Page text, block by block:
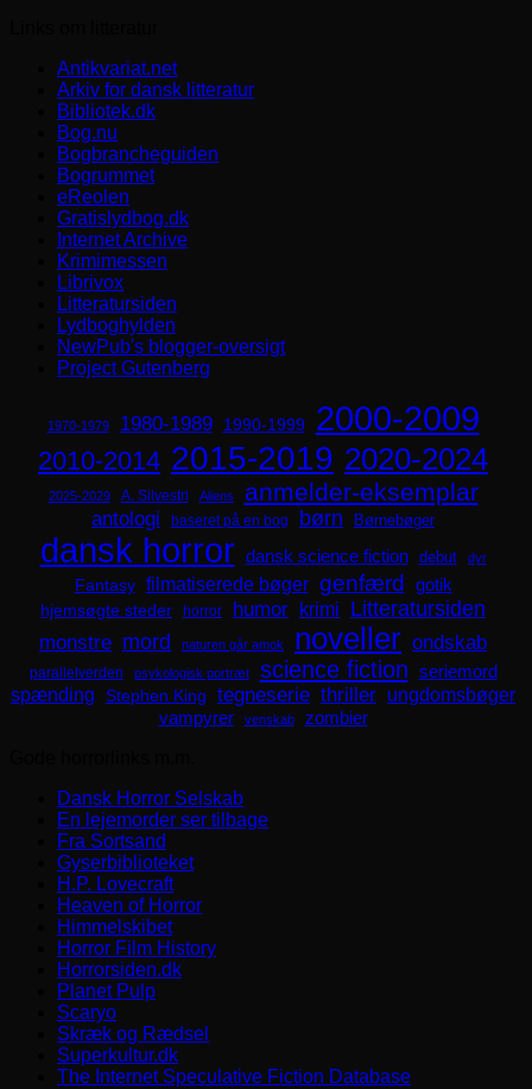
Antikvariat.net
Arkiv for dansk litteratur
Bibliotek.dk
Bog.nu
Bogbrancheguiden
Bogrummet
eReolen
Gratislydbog.dk
Internet Archive
Krimimessen
Librivox
Litteratursiden
Lydboghylden
NewPub's blogger-oversigt
Project Gutenberg
1970-1979 1980-1989 1990-1999 2000-2009
2010-2014 2015-2019 2020-2024
2025-2029 A. Silvestri Aliens anmelder-eksemplar
antologi baseret på en bog børn Børnebøger
dansk horror dansk science fiction debut dyr
Fantasy filmatiserede bøger genfærd
gotik
hjemsøgte steder
horror humor krimi Litteratursiden
monstre mord naturen går amok noveller ondskab
parallelverden psykologisk portræt science fiction seriemord
spænding Stephen King tegneserie thriller ungdomsbøger
vampyrer venskab
zombier
Dansk Horror Selskab
En lejemorder ser tilbage
Fra Sortsand
Gyserbiblioteket
H.P. Lovecraft
Heaven of Horror
Himmelskibet
Horror Film History
Horrorsiden.dk
Planet Pulp
Scaryo
Skræk og Rædsel
Superkultur.dk
The Internet Speculative Fiction Database